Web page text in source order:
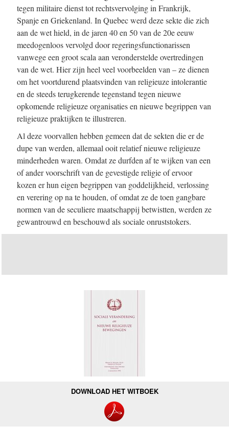
tegen militaire dienst tot rechtsvervolging in Frankrijk,
Spanje en Griekenland. In Quebec werd deze sekte die zich
aan de wet hield, in de jaren 40 en 50 van de 20e eeuw
meedogenloos vervolgd door regeringsfunctionarissen
vanwege een groot scala aan veronderstelde overtredingen
van de wet. Hier zijn heel veel voorbeelden van – ze dienen
om het voortdurend plaatsvinden van religieuze intolerantie
en de steeds terugkerende tegenstand tegen nieuwe
opkomende religieuze organisaties en nieuwe begrippen van
religieuze praktijken te illustreren.
Al deze voorvallen hebben gemeen dat de sekten die er de
dupe van werden, allemaal ooit relatief nieuwe religieuze
minderheden waren. Omdat ze durfden af te wijken van een
of ander voorschrift van de gevestigde religie of ervoor
kozen er hun eigen begrippen van goddelijkheid, verlossing
en verering op na te houden, of omdat ze de toen gangbare
normen van de seculiere maatschappij betwistten, werden ze
gewantrouwd en beschouwd als sociale onruststokers.
DOWNLOAD HET WITBOEK